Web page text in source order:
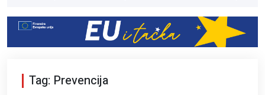
Tag: Prevencija